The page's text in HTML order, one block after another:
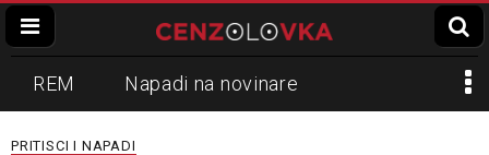
REM Napadi na novinare
Zvučni top
PRITISCI I NAPADI